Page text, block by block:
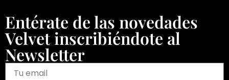
Entérate de las novedades
Velvet inscribiéndote al
Newsletter